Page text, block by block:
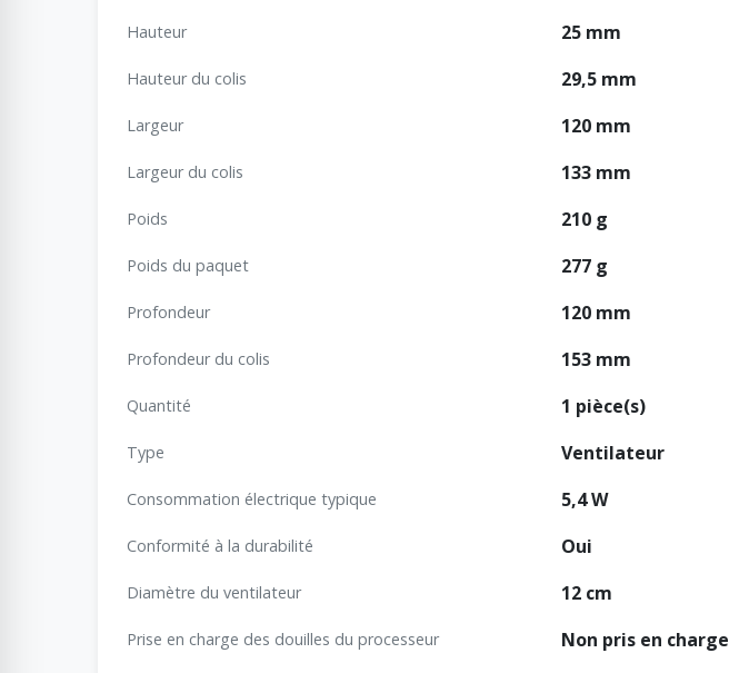
Hauteur 25 mm
Hauteur du colis 29,5 mm
Largeur 120 mm
Largeur du colis 133 mm
Poids 210 g
Poids du paquet 277 g
Profondeur 120 mm
Profondeur du colis 153 mm
Quantité 1 pièce(s)
Type Ventilateur
Consommation électrique typique 5,4 W
Conformité à la durabilité Oui
Diamètre du ventilateur 12 cm
Prise en charge des douilles du processeur Non pris en charge